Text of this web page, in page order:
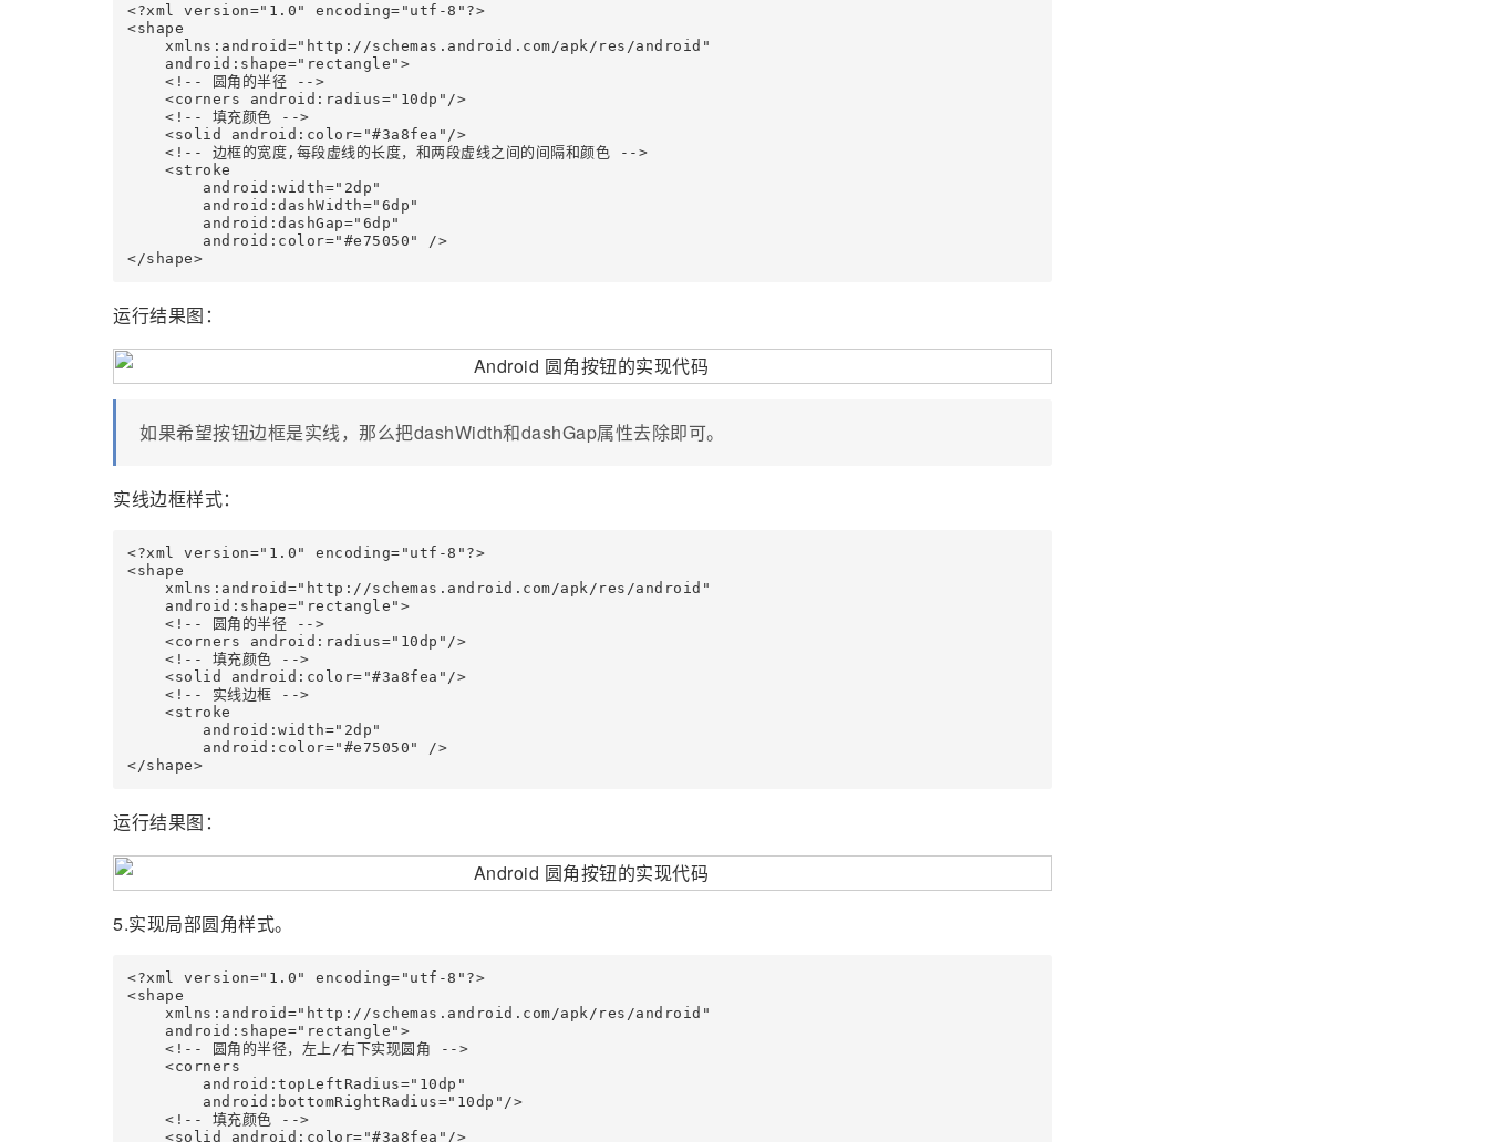
<?xml version="1.0" encoding="utf-8"?>
<shape
    xmlns:android="http://schemas.android.com/apk/res/android"
    android:shape="rectangle">
    <!-- 圆角的半径 -->
    <corners android:radius="10dp"/>
    <!-- 填充颜色 -->
    <solid android:color="#3a8fea"/>
    <!-- 边框的宽度,每段虚线的长度，和两段虚线之间的间隔和颜色 -->
    <stroke
        android:width="2dp"
        android:dashWidth="6dp"
        android:dashGap="6dp"
        android:color="#e75050" />
</shape>
运行结果图：
如果希望按钮边框是实线，那么把dashWidth和dashGap属性去除即可。
实线边框样式：
<?xml version="1.0" encoding="utf-8"?>
<shape
    xmlns:android="http://schemas.android.com/apk/res/android"
    android:shape="rectangle">
    <!-- 圆角的半径 -->
    <corners android:radius="10dp"/>
    <!-- 填充颜色 -->
    <solid android:color="#3a8fea"/>
    <!-- 实线边框 -->
    <stroke
        android:width="2dp"
        android:color="#e75050" />
</shape>
运行结果图：
5.实现局部圆角样式。
<?xml version="1.0" encoding="utf-8"?>
<shape
    xmlns:android="http://schemas.android.com/apk/res/android"
    android:shape="rectangle">
    <!-- 圆角的半径，左上/右下实现圆角 -->
    <corners
        android:topLeftRadius="10dp"
        android:bottomRightRadius="10dp"/>
    <!-- 填充颜色 -->
    <solid android:color="#3a8fea"/>